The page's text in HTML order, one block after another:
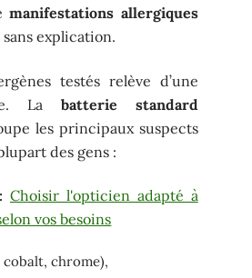
manifestations allergiques
explication.
testés relève d’une
La batterie standard
les principaux suspects
des gens :
Choisir l'opticien adapté à
vos besoins
chrome),